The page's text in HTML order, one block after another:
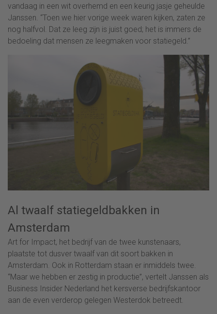
vandaag in een wit overhemd en een keurig jasje geheulde
Janssen. “Toen we hier vorige week waren kijken, zaten ze
nog halfvol. Dat ze leeg zijn is juist goed; het is immers de
bedoeling dat mensen ze leegmaken voor statiegeld.”
Al twaalf statiegeldbakken in
Amsterdam
Art for Impact, het bedrijf van de twee kunstenaars,
plaatste tot dusver twaalf van dit soort bakken in
Amsterdam. Ook in Rotterdam staan er inmiddels twee.
“Maar we hebben er zestig in productie”, vertelt Janssen als
Business Insider Nederland het kersverse bedrijfskantoor
aan de even verderop gelegen Westerdok betreedt.